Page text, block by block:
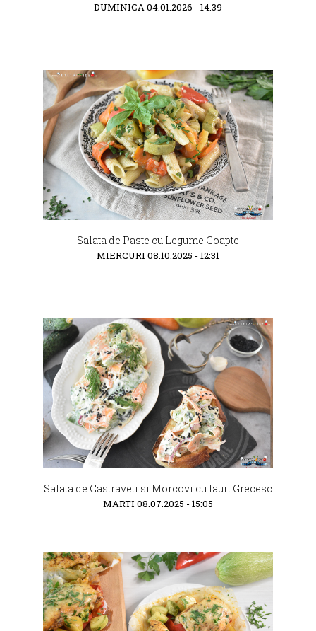
DUMINICA 04.01.2026 - 14:39
Salata de Paste cu Legume Coapte
MIERCURI 08.10.2025 - 12:31
Salata de Castraveti si Morcovi cu Iaurt Grecesc
MARTI 08.07.2025 - 15:05